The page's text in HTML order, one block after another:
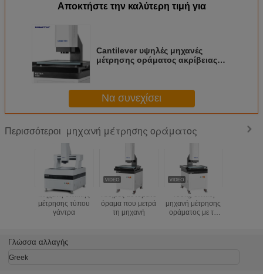
Αποκτήστε την καλύτερη τιμή για
Cantilever υψηλές μηχανές
μέτρησης οράματος ακρίβειας
Να συνεχίσει
Περισσότεροι μηχανή μέτρησης οράματος
Μηχανή οπτικής
μέτρησης τύπου
γάντρα
Πλήρες αυτόματο
όραμα που μετρά
τη μηχανή
450kg οπτική
μηχανή μέτρησης
οράματος με τη
Γλώσσα αλλαγής
Greek